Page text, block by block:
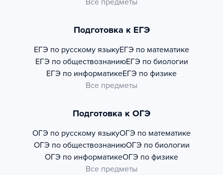
Все предметы
Подготовка к ЕГЭ
ЕГЭ по русскому языкуЕГЭ по математике
ЕГЭ по обществознаниюЕГЭ по биологии
ЕГЭ по информатикеЕГЭ по физике
Все предметы
Подготовка к ОГЭ
ОГЭ по русскому языкуОГЭ по математике
ОГЭ по обществознаниюОГЭ по биологии
ОГЭ по информатикеОГЭ по физике
Все предметы